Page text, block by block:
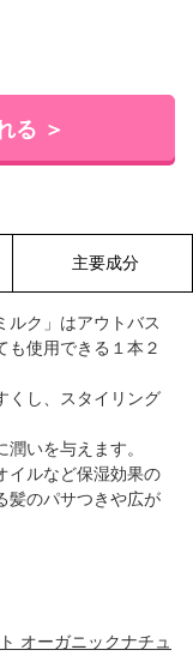
る ＞
主要成分
ルク」はアウトバス
も使用できる１本２
くし、スタイリング
いを与えます。
イルなど保湿効果の
髪のパサつきや広が
オーガニックナチュ